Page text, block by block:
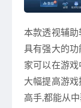
本款透视辅
具有强大的
家可以在游
大幅提高游
高手,都能从